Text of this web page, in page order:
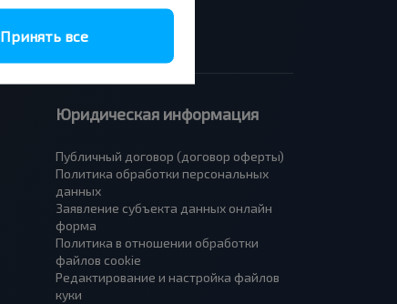
Юридическая информация
Публичный договор (договор оферты)
Политика обработки персональных
данных
Заявление субъекта данных онлайн
форма
Политика в отношении обработки
файлов cookie
Редактирование и настройка файлов
куки
Принять все